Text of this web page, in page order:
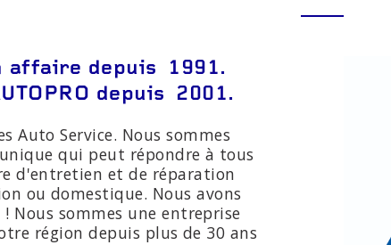
affaire depuis 1991.
depuis 2001.
Auto Service. Nous sommes
qui peut répondre à tous
d'entretien et de réparation
ou domestique. Nous avons
Nous sommes une entreprise
région depuis plus de 30 ans